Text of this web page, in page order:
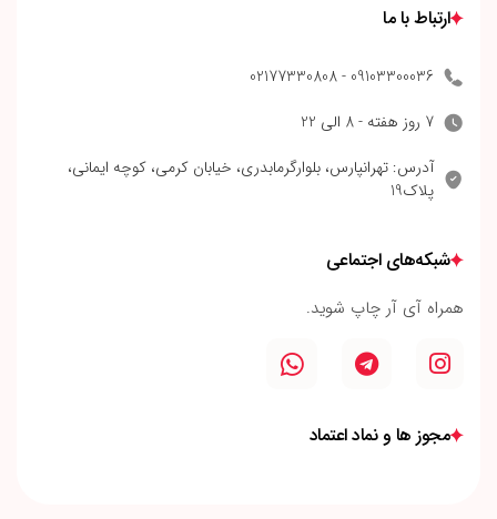
ارتباط با ما
09103300036 - 02177330808
7 روز هفته - 8 الی 22
آدرس: تهرانپارس، بلوارگرمابدری، خیابان کرمی، کوچه ایمانی،
پلاک19
شبکه‌های اجتماعی
همراه آی آر چاپ شوید.
مجوز ها و نماد اعتماد